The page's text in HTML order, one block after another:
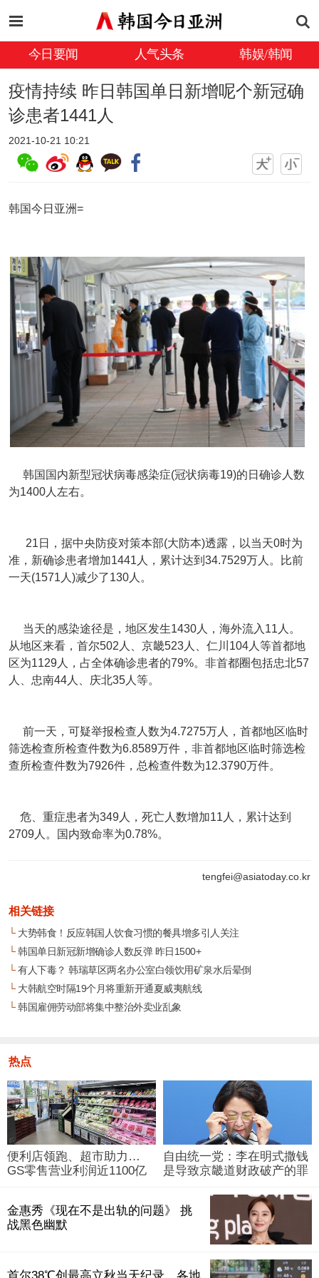
今日要闻 人气头条 韩娱/韩闻
疫情持续 昨日韩国单日新增呢个新冠确
诊患者1441人
2021-10-21 10:21
韩国今日亚洲=
韩国国内新型冠状病毒感染症(冠状病毒19)的日确诊人数
为1400人左右。
21日，据中央防疫对策本部(大防本)透露，以当天0时为
准，新确诊患者增加1441人，累计达到34.7529万人。比前
一天(1571人)减少了130人。
当天的感染途径是，地区发生1430人，海外流入11人。
从地区来看，首尔502人、京畿523人、仁川104人等首都地
区为1129人，占全体确诊患者的79%。非首都圈包括忠北57
人、忠南44人、庆北35人等。
前一天，可疑举报检查人数为4.7275万人，首都地区临时
筛选检查所检查件数为6.8589万件，非首都地区临时筛选检
查所检查件数为7926件，总检查件数为12.3790万件。
危、重症患者为349人，死亡人数增加11人，累计达到
2709人。国内致命率为0.78%。
tengfei@asiatoday.co.kr
相关链接
└大势韩食！反应韩国人饮食习惯的餐具增多引人关注
└韩国单日新冠新增确诊人数反弹 昨日1500+
└有人下毒？ 韩瑞草区两名办公室白领饮用矿泉水后晕倒
└大韩航空时隔19个月将重新开通夏威夷航线
└韩国雇佣劳动部将集中整治外卖业乱象
热点
便利店领跑、超市助力…
GS零售营业利润近1100亿
自由统一党：李在明式撒钱
是导致京畿道财政破产的罪
金惠秀《现在不是出轨的问题》 挑
战黑色幽默